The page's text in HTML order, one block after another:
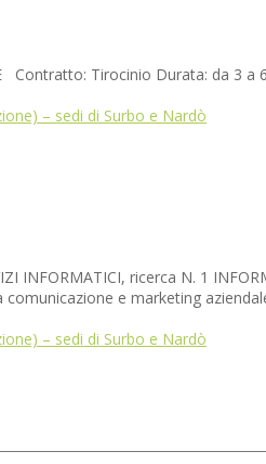
Tirocinio Durata: da 3 a
– sedi di Surbo e Nardò
INFORMATICI, ricerca N. 1
e marketing
– sedi di Surbo e Nardò